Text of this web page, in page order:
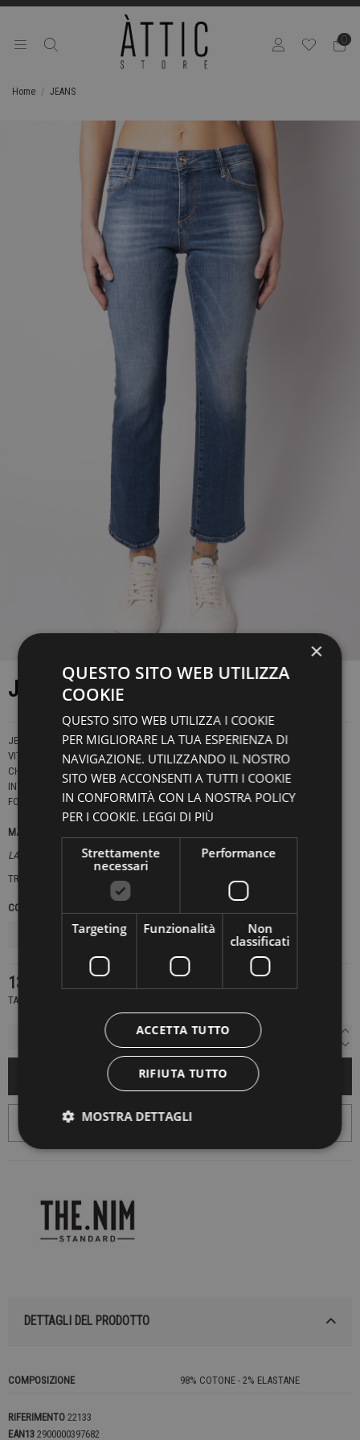
0
Home JEANS
JEANS
JEANS VESTIBILITÀ ASCIUTTA, FONDO LEGGERMENTE SVASATO.
VITA REGOLARE.
CHIUSURA CON CERNIERA E BOTTONE.
INTERNO GAMBA FINITO 63 CM.
FONDO 20 CM.
MADE IN ITALY
LA MODELLA INDOSSA UNA TG.27
TRACY
COLORE
139,30 €
TASSE INCLUSE
AGGIUNGI AL CARRELLO
DETTAGLI DEL PRODOTTO
COMPOSIZIONE 98% COTONE - 2% ELASTANE
RIFERIMENTO 22133
EAN13 2900000397682
×
QUESTO SITO WEB UTILIZZA
COOKIE
QUESTO SITO WEB UTILIZZA I COOKIE
PER MIGLIORARE LA TUA ESPERIENZA DI
NAVIGAZIONE. UTILIZZANDO IL NOSTRO
SITO WEB ACCONSENTI A TUTTI I COOKIE
IN CONFORMITÀ CON LA NOSTRA POLICY
PER I COOKIE. LEGGI DI PIÙ
Strettamente
necessari
Performance
Targeting Funzionalità
Non
classificati
ACCETTA TUTTO
RIFIUTA TUTTO
MOSTRA DETTAGLI